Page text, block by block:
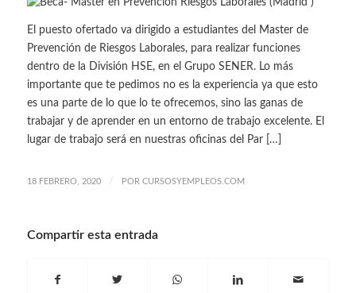
El puesto ofertado va dirigido a estudiantes del Master de
Prevención de Riesgos Laborales, para realizar funciones
dentro de la División HSE, en el Grupo SENER. Lo más
importante que te pedimos no es la experiencia ya que esto
es una parte de lo que lo te ofrecemos, sino las ganas de
trabajar y de aprender en un entorno de trabajo excelente. El
lugar de trabajo será en nuestras oficinas del Par […]
18 FEBRERO, 2020 / POR CURSOSYEMPLEOS.COM
Compartir esta entrada